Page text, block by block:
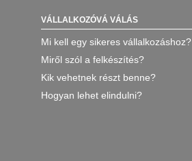
VÁLLALKOZÓVÁ VÁLÁS
Mi kell egy sikeres vállalkozáshoz?
Miről szól a felkészítés?
Kik vehetnek részt benne?
Hogyan lehet elindulni?